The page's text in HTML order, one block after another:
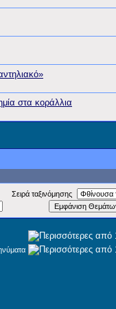
στα κοράλλια
Σειρά ταξινόμησης